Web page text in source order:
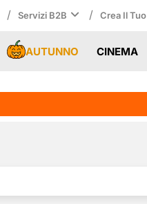
/ Servizi B2B / Crea Il
AUTUNNO CINEMA